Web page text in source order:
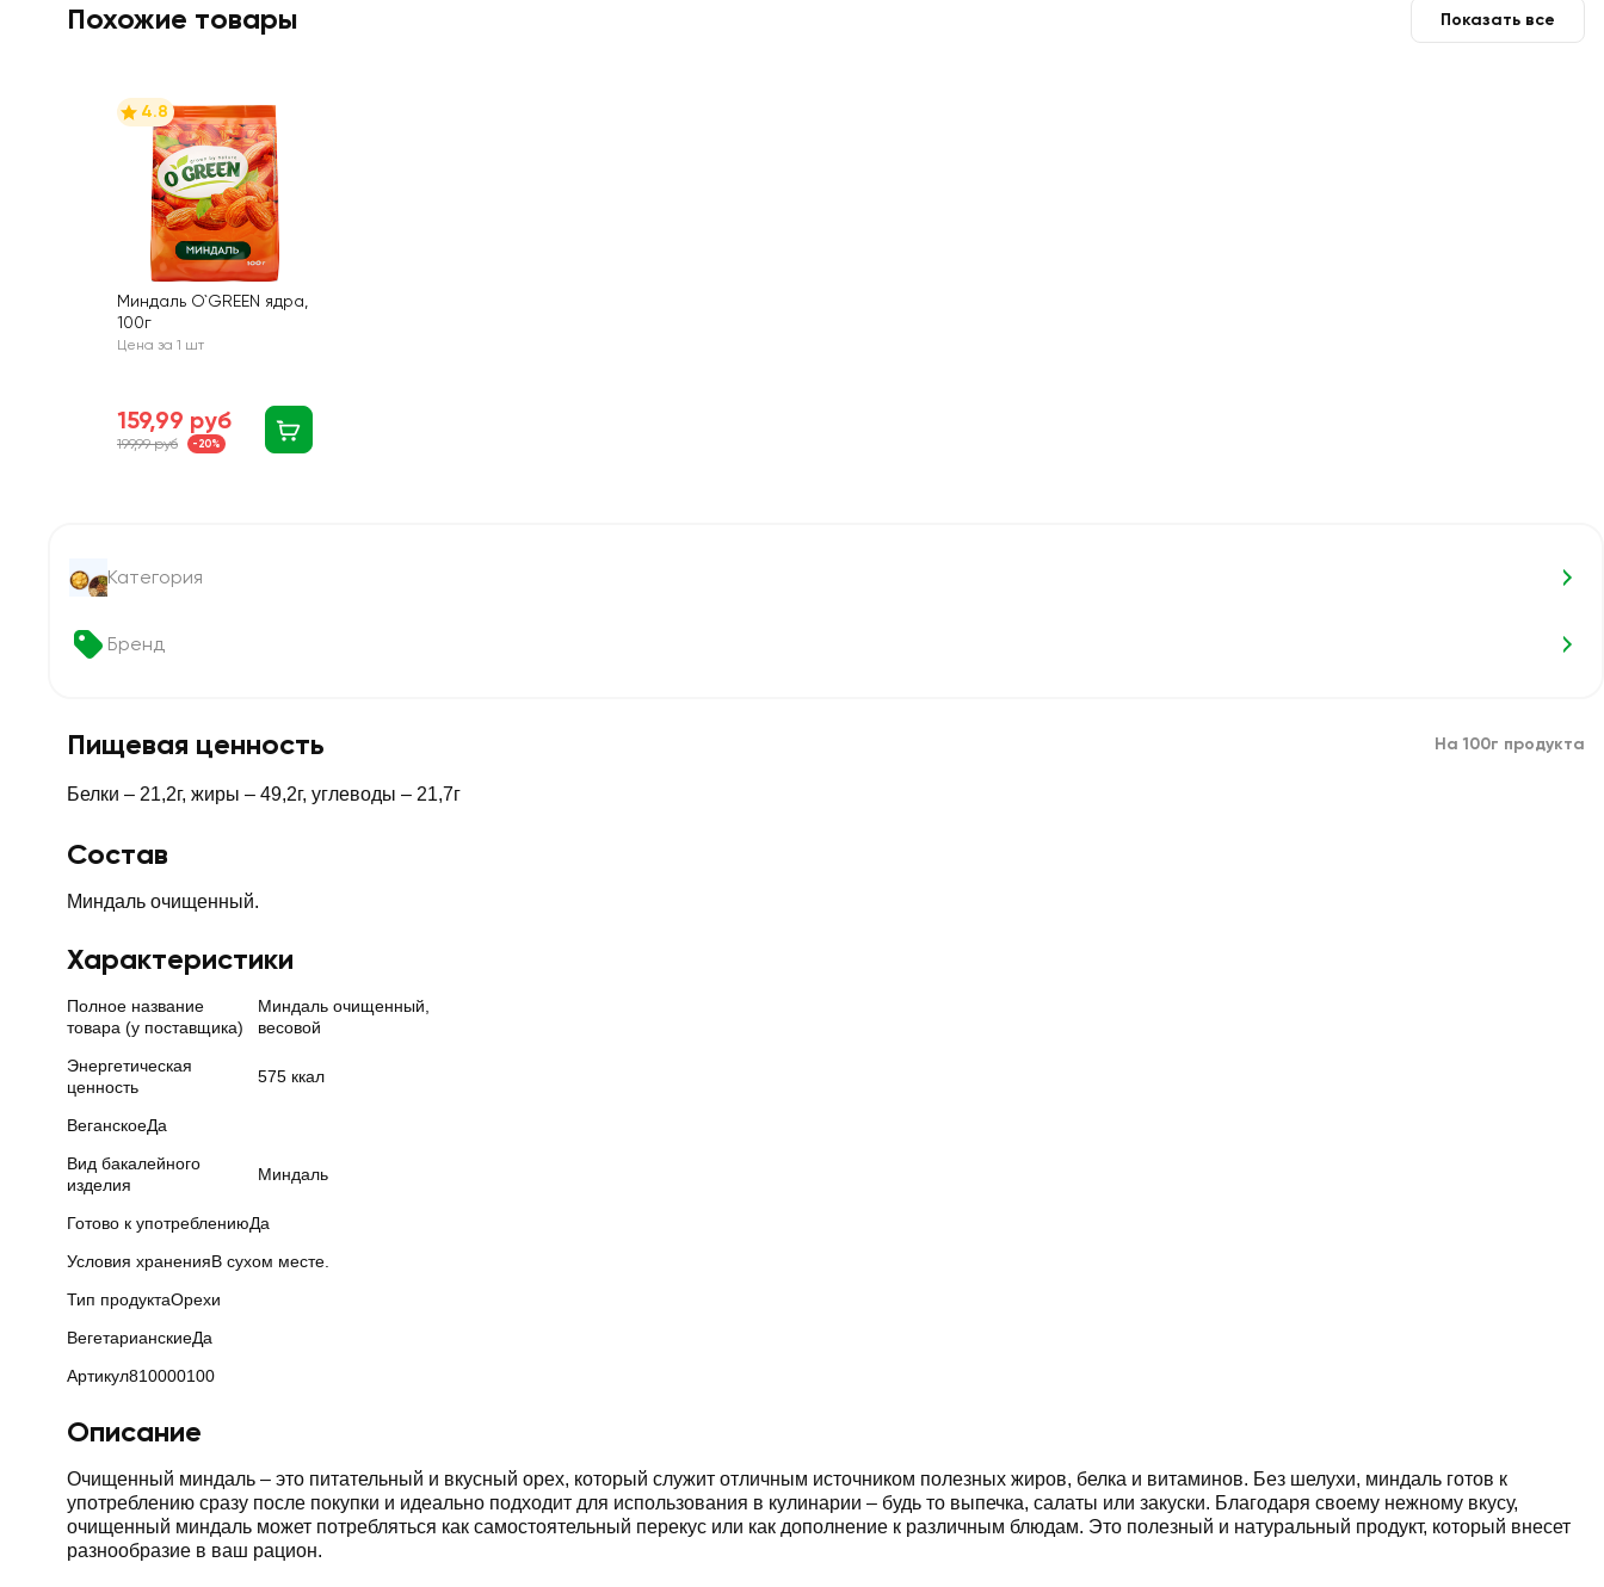
Категория
Бренд
Пищевая ценность На 100г продукта
Белки – 21,2г, жиры – 49,2г, углеводы – 21,7г
Состав
Миндаль очищенный.
Характеристики
Полное название
товара (у поставщика)
Миндаль очищенный,
весовой
Энергетическая
ценность
575 ккал
ВеганскоеДа
Вид бакалейного
изделия
Миндаль
Готово к употреблениюДа
Условия храненияВ сухом месте.
Тип продуктаОрехи
ВегетарианскиеДа
Артикул810000100
Описание
Очищенный миндаль – это питательный и вкусный орех, который служит отличным источником полезных жиров, белка и витаминов. Без шелухи, миндаль готов к
употреблению сразу после покупки и идеально подходит для использования в кулинарии – будь то выпечка, салаты или закуски. Благодаря своему нежному вкусу,
очищенный миндаль может потребляться как самостоятельный перекус или как дополнение к различным блюдам. Это полезный и натуральный продукт, который внесет
разнообразие в ваш рацион.
Похожие товары Показать все
4.8
Миндаль O`GREEN ядра,
100г
Цена за 1 шт
159,99 руб
199,99 руб -20%